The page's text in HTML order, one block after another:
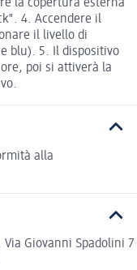
la copertura esterna
4. Accendere il
il livello di
blu). 5. Il dispositivo
poi si attiverà la
alla
Giovanni Spadolini 7